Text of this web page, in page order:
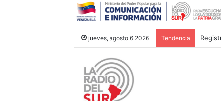
jueves, agosto 6 2026 Tendencia